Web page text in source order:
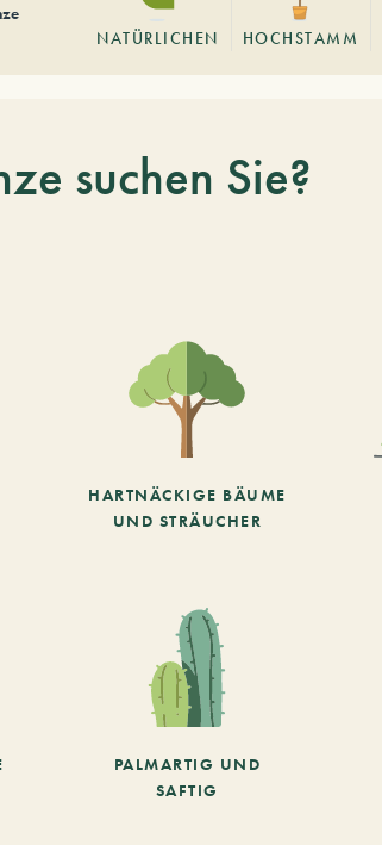
NATÜRLICHEN
HOCHSTAMM
suchen Sie?
HARTNÄCKIGE BÄUME
UND STRÄUCHER
PALMARTIG UND
SAFTIG